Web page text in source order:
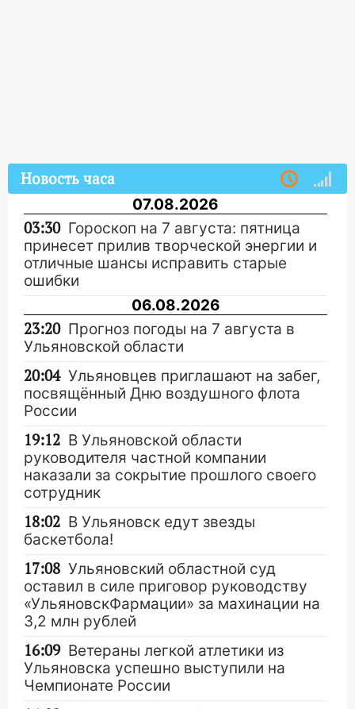
Новость часа
07.08.2026
03:30 Гороскоп на 7 августа: пятница
принесет прилив творческой энергии и
отличные шансы исправить старые
ошибки
06.08.2026
23:20 Прогноз погоды на 7 августа в
Ульяновской области
20:04 Ульяновцев приглашают на забег,
посвящённый Дню воздушного флота
России
19:12 В Ульяновской области
руководителя частной компании
наказали за сокрытие прошлого своего
сотрудник
18:02 В Ульяновск едут звезды
баскетбола!
17:08 Ульяновский областной суд
оставил в силе приговор руководству
«УльяновскФармации» за махинации на
3,2 млн рублей
16:09 Ветераны легкой атлетики из
Ульяновска успешно выступили на
Чемпионате России